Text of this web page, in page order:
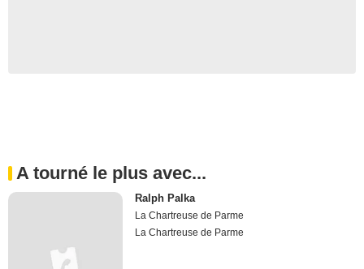
A tourné le plus avec...
Ralph Palka
La Chartreuse de Parme
La Chartreuse de Parme